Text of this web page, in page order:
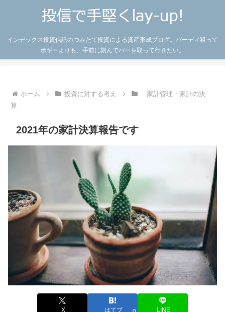
インデックス投資信託のつみたて投資による資産形成ブログ。バーディ狙って
ボギーよりも、手前に刻んでパーを取って行きたい。
ホーム 投資に対する考え
家計管理・家計の決
算
2021年の家計決算報告です
X はてブ LINE